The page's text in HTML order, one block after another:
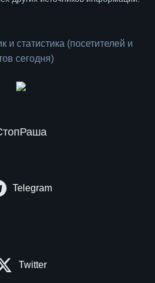
Telegram
Twitter